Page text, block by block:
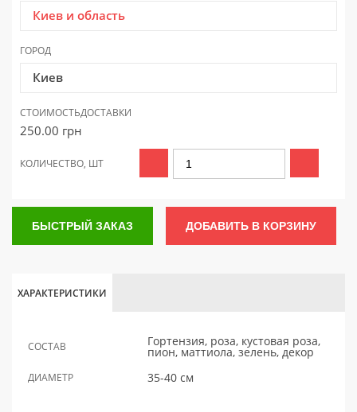
Киев и область
ГОРОД
Киев
СТОИМОСТЬДОСТАВКИ
250.00 грн
КОЛИЧЕСТВО, ШТ
БЫСТРЫЙ ЗАКАЗ ДОБАВИТЬ В КОРЗИНУ
ХАРАКТЕРИСТИКИ
СОСТАВ Гортензия, роза, кустовая роза,
пион, маттиола, зелень, декор
ДИАМЕТР 35-40 см